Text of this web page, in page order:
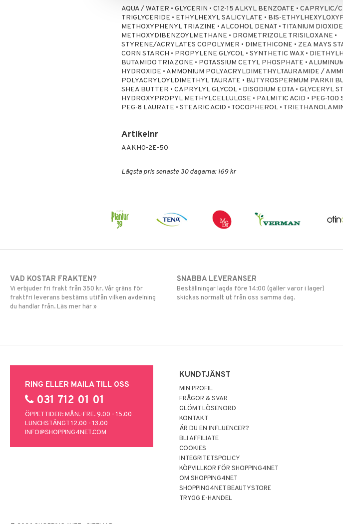
AQUA / WATER • GLYCERIN • C12-15 ALKYL BENZOATE • CAPRYLIC/
TRIGLYCERIDE • ETHYLHEXYL SALICYLATE • BIS-
METHOXYPHENYL TRIAZINE • ALCOHOL DENAT • TITANIUM
METHOXYDIBENZOYLMETHANE • DROMETRIZOLE TRISILOXANE •
STYRENE/ACRYLATES COPOLYMER • DIMETHICONE • ZEA MAYS
CORN STARCH • PROPYLENE GLYCOL • SYNTHETIC WAX •
BUTAMIDO TRIAZONE • POTASSIUM CETYL PHOSPHATE •
HYDROXIDE • AMMONIUM POLYACRYLDIMETHYLTAURAMIDE /
POLYACRYLOYLDIMETHYL TAURATE • BUTYROSPERMUM PARKII
SHEA BUTTER • CAPRYLYL GLYCOL • DISODIUM EDTA • GLYCERYL
HYDROXYPROPYL METHYLCELLULOSE • PALMITIC ACID • PEG-100
PEG-8 LAURATE • STEARIC ACID • TOCOPHEROL •
Artikelnr
AAKH0-2E-50
Lägsta pris senaste 30 dagarna: 169 kr
VAD KOSTAR FRAKTEN?
Vi erbjuder fri frakt från 350 kr. Vår gräns för
fraktfri leverans bestäms utifån vilken avdelning
du handlar från. Läs mer här »
SNABBA LEVERANSER
Beställningar lagda före 14:00 (gäller varor i lager)
skickas normalt ut från oss samma dag.
RING ELLER MAILA TILL OSS
031 712 01 01
ÖPPETTIDER: MÅN.-FRE. 9.00 - 15.00
LUNCHSTÄNGT 12.00 - 13.00
INFO@SHOPPING4NET.COM
KUNDTJÄNST
MIN PROFIL
FRÅGOR & SVAR
GLÖMT LÖSENORD
KONTAKT
ÄR DU EN INFLUENCER?
BLI AFFILIATE
COOKIES
INTEGRITETSPOLICY
KÖPVILLKOR FÖR SHOPPING4NET
OM SHOPPING4NET
SHOPPING4NET BEAUTYSTORE
TRYGG E-HANDEL